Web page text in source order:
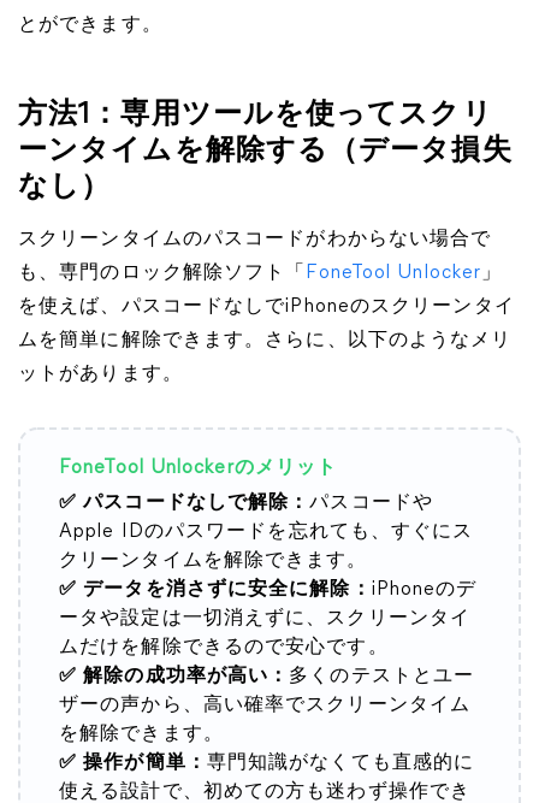
とができます。
方法1：専用ツールを使ってスクリ
ーンタイムを解除する（データ損失
なし）
スクリーンタイムのパスコードがわからない場合で
も、専門のロック解除ソフト「
FoneTool Unlocker 」
を使えば、パスコードなしでiPhoneのスクリーンタイ
ムを簡単に解除できます。さらに、以下のようなメリ
ットがあります。
FoneTool Unlockerのメリット
✅ パスコードなしで解除：パスコードや
Apple IDのパスワードを忘れても、すぐにス
クリーンタイムを解除できます。
✅ データを消さずに安全に解除： iPhoneのデ
ータや設定は一切消えずに、スクリーンタイ
ムだけを解除できるので安心です。
✅ 解除の成功率が高い： 多くのテストとユー
ザーの声から、高い確率でスクリーンタイム
を解除できます。
✅ 操作が簡単： 専門知識がなくても直感的に
使える設計で、初めての方も迷わず操作でき